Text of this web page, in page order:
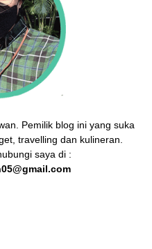
Pemilik blog ini yang suka
travelling dan kulineran.
saya di :